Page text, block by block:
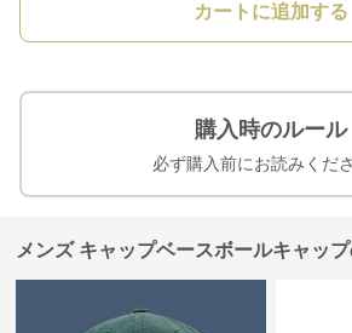
カートに追加する
購入時のルール
必ず購入前にお読みくださ
メンズ キャップベースボールキャッ